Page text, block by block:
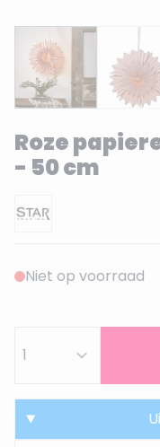
Roze
- 50 cm
Niet op voorraad